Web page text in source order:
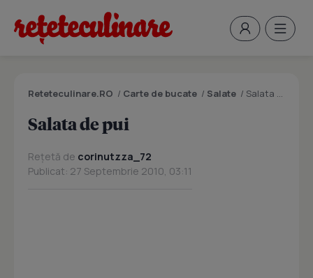
Reteteculinare.RO / Carte de bucate / Salate / Salata de pui
Salata de pui
Rețetă de corinutzza_72
Publicat: 27 Septembrie 2010, 03:11